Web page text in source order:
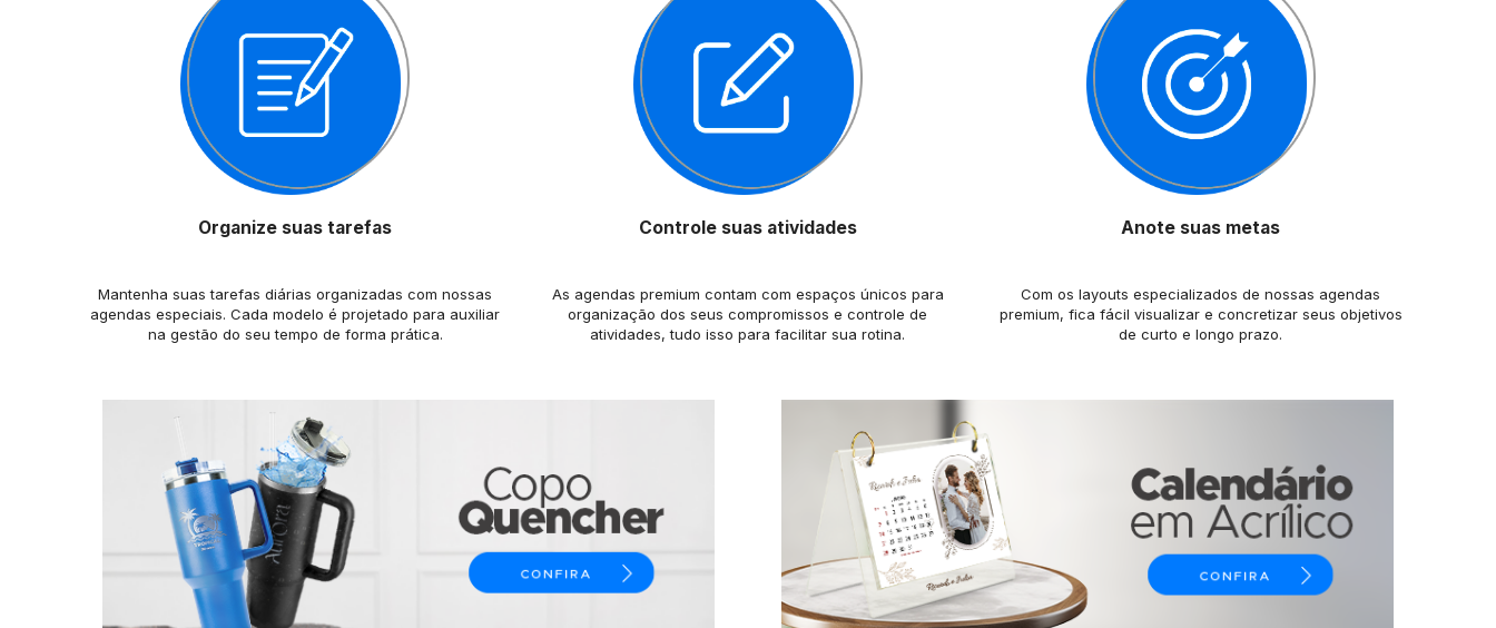
Organize suas tarefas
Mantenha suas tarefas diárias organizadas com nossas
agendas especiais. Cada modelo é projetado para auxiliar
na gestão do seu tempo de forma prática.
Controle suas atividades
As agendas premium contam com espaços únicos para
organização dos seus compromissos e controle de
atividades, tudo isso para facilitar sua rotina.
Anote suas metas
Com os layouts especializados de nossas agendas
premium, fica fácil visualizar e concretizar seus objetivos
de curto e longo prazo.